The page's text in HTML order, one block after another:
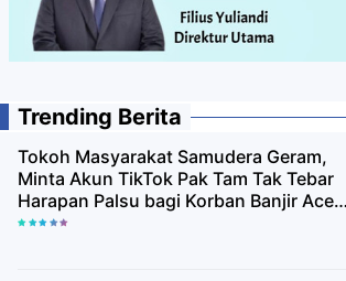
Trending Berita
Tokoh Masyarakat Samudera Geram,
Minta Akun TikTok Pak Tam Tak Tebar
Harapan Palsu bagi Korban Banjir Aceh
Utara